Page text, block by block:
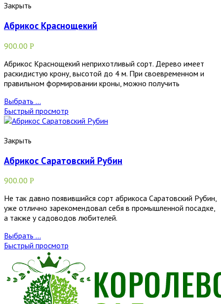
Закрыть
Абрикос Краснощекий
900.00 Р
Абрикос Краснощекий неприхотливый сорт. Дерево имеет
раскидистую крону, высотой до 4 м. При своевременном и
правильном формировании кроны, можно получить
Выбрать ...
Быстрый просмотр
Закрыть
Абрикос Саратовский Рубин
900.00 Р
Не так давно появившийся сорт абрикоса Саратовский Рубин,
уже отлично зарекомендовал себя в промышленной посадке,
а также у садоводов любителей.
Выбрать ...
Быстрый просмотр